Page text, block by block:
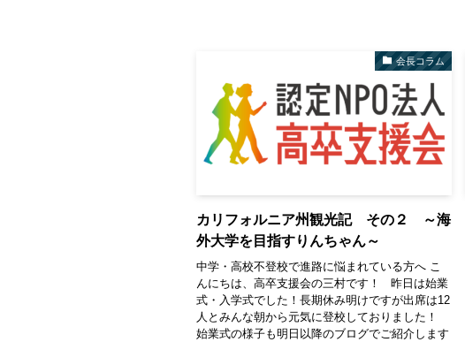
会長コラム
カリフォルニア州観光記 その２ ～海
外大学を目指すりんちゃん～
中学・高校不登校で進路に悩まれている方へ こ
んにちは、高卒支援会の三村です！ 昨日は始業
式・入学式でした！長期休み明けですが出席は12
人とみんな朝から元気に登校しておりました！
始業式の様子も明日以降のブログでご紹介します